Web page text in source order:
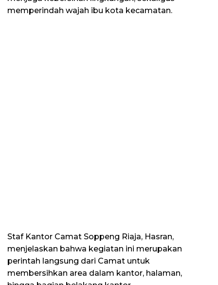
memperindah wajah ibu kota kecamatan.
Staf Kantor Camat Soppeng Riaja, Hasran,
menjelaskan bahwa kegiatan ini merupakan
perintah langsung dari Camat untuk
membersihkan area dalam kantor, halaman,